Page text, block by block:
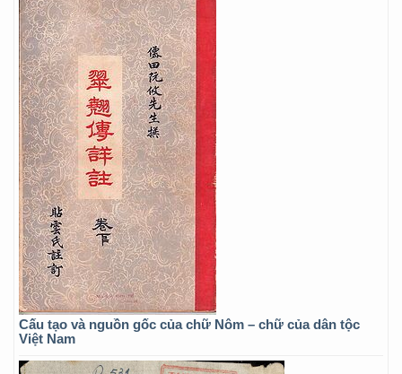
Cấu tạo và nguồn gốc của chữ Nôm – chữ của dân tộc
Việt Nam